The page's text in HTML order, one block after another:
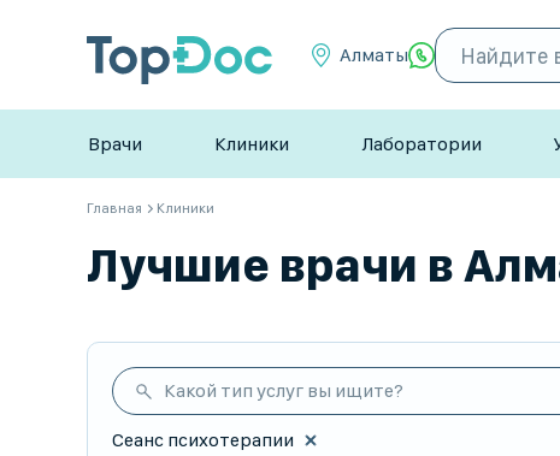
Алматы
Врачи Клиники Лаборатории
Главная Клиники
Лучшие врачи в
Какой тип услуг вы ищите?
Сеанс психотерапии